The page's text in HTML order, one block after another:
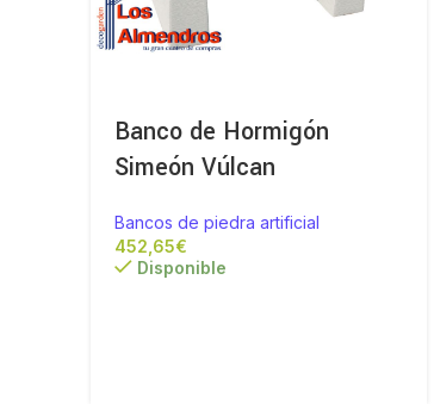
Banco de Hormigón
Simeón Vúlcan
Bancos de piedra artificial
€
Disponible